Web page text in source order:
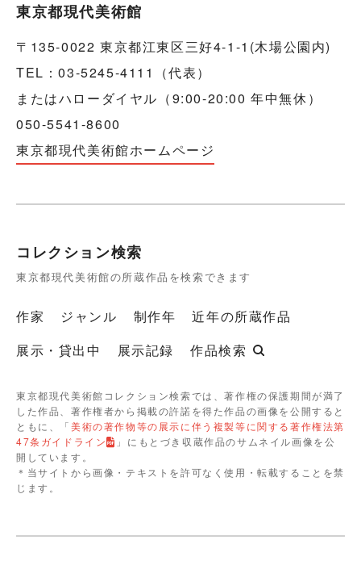
東京都現代美術館
〒135-0022 東京都江東区三好4-1-1(木場公園内)
TEL：03-5245-4111（代表）
またはハローダイヤル（9:00-20:00 年中無休）
050-5541-8600
東京都現代美術館ホームページ
コレクション検索
東京都現代美術館の所蔵作品を検索できます
作家 ジャンル 制作年
近年の所蔵作品
展示・貸出中
展示記録 作品検索
東京都現代美術館コレクション検索では、著作権の保護期間が満了
した作品、著作権者から掲載の許諾を得た作品の画像を公開すると
ともに、「美術の著作物等の展示に伴う複製等に関する著作権法第
47条ガイドライン
」にもとづき収蔵作品のサムネイル画像を公
開しています。
＊当サイトから画像・テキストを許可なく使用・転載することを禁
じます。